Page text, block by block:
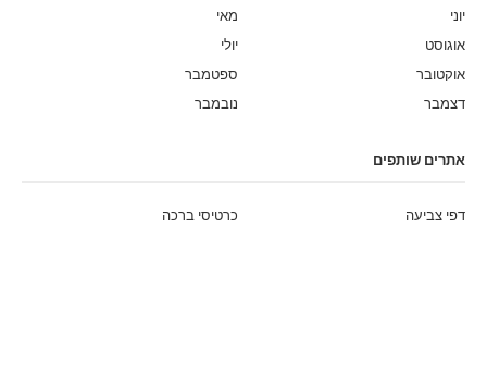
מאי
יוני
יולי
אוגוסט
ספטמבר
אוקטובר
נובמבר
דצמבר
אתרים שותפים
כרטיסי ברכה דפי צביעה